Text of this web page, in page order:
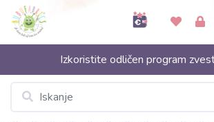
Izkoristite odličen program